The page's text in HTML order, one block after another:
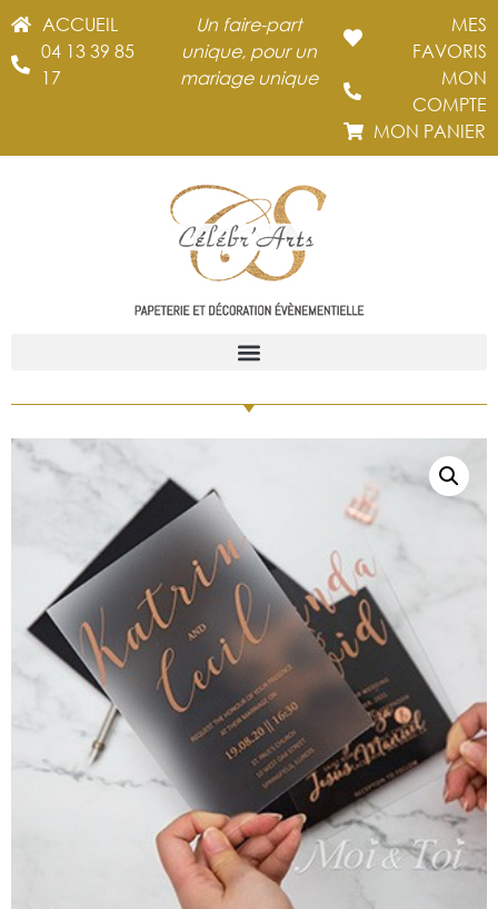
ACCUEIL
04 13 39 85
17
Un faire-part
unique, pour un
mariage unique
MES
FAVORIS
MON
COMPTE
MON PANIER